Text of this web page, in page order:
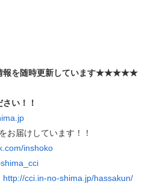
を随時更新しています★★★★★
い！！
お届けしています！！
inshoko
http://cci.in-no-shima.jp/hassakun/